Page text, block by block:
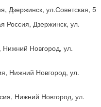
Дзержинск, ул.Советская, 5
Россия, Дзержинск, ул.
Нижний Новгород, ул.
Нижний Новгород, ул.
Нижний Новгород, ул.